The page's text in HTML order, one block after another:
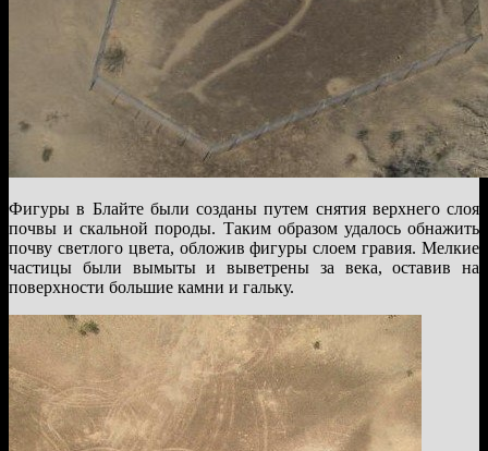
Фигуры в Блайте были созданы путем снятия верхнего слоя
почвы и скальной породы. Таким образом удалось обнажить
почву светлого цвета, обложив фигуры слоем гравия. Мелкие
частицы были вымыты и выветрены за века, оставив на
поверхности большие камни и гальку.